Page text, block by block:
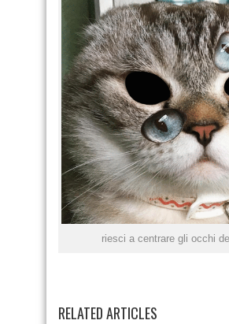
riesci a centrare gli occhi
RELATED ARTICLES